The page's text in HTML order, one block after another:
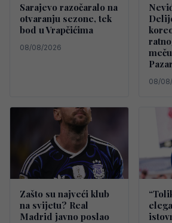
Sarajevo razočaralo na
otvaranju sezone, tek
bod u Vrapčićima
08/08/2026
08/
Zašto su najveći klub
na svijetu? Real
Madrid javno poslao